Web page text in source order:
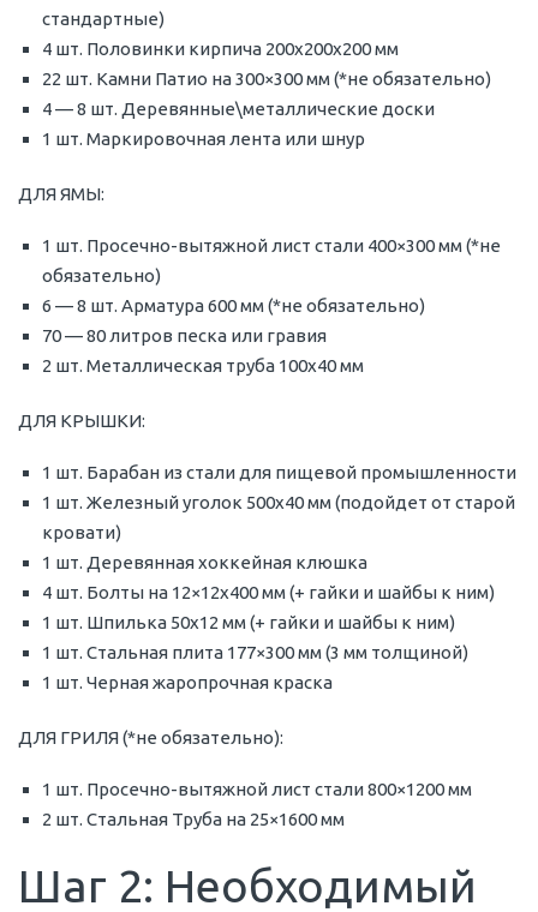
стандартные)
4 шт. Половинки кирпича 200х200х200 мм
22 шт. Камни Патио на 300×300 мм (*не обязательно)
4 — 8 шт. Деревянные\металлические доски
1 шт. Маркировочная лента или шнур
ДЛЯ ЯМЫ:
1 шт. Просечно-вытяжной лист стали 400×300 мм (*не
обязательно)
6 — 8 шт. Арматура 600 мм (*не обязательно)
70 — 80 литров песка или гравия
2 шт. Металлическая труба 100х40 мм
ДЛЯ КРЫШКИ:
1 шт. Барабан из стали для пищевой промышленности
1 шт. Железный уголок 500х40 мм (подойдет от старой
кровати)
1 шт. Деревянная хоккейная клюшка
4 шт. Болты на 12×12х400 мм (+ гайки и шайбы к ним)
1 шт. Шпилька 50х12 мм (+ гайки и шайбы к ним)
1 шт. Стальная плита 177×300 мм (3 мм толщиной)
1 шт. Черная жаропрочная краска
ДЛЯ ГРИЛЯ (*не обязательно):
1 шт. Просечно-вытяжной лист стали 800×1200 мм
2 шт. Стальная Труба на 25×1600 мм
Шаг 2: Необходимый